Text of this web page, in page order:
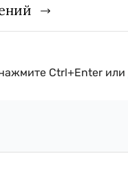
Ctrl+Enter или